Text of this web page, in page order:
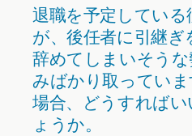
退職を予定している
が、後任者に引継ぎ
辞めてしまいそう
みばかり取ってい
場合、どうすればい
ょうか。